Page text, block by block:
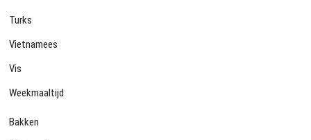
Turks
Vietnamees
Vis
Weekmaaltijd
Bakken